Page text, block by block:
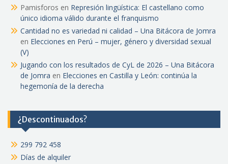
Pamisforos en Represión lingüística: El castellano como
único idioma válido durante el franquismo
Cantidad no es variedad ni calidad – Una Bitácora de Jomra
en Elecciones en Perú – mujer, género y diversidad sexual
(V)
Jugando con los resultados de CyL de 2026 – Una Bitácora
de Jomra en Elecciones en Castilla y León: continúa la
hegemonía de la derecha
¿Descontinuados?
299 792 458
Días de alquiler